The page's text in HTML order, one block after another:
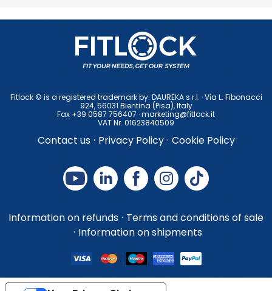
Fitlock © is a registered trademark by: DAUREKA s.r.l. · Via L. Fibonacci
924, 56031 Bientina (Pisa), ltaly
Fax +39 0587 756407 ·marketing@fitlock.it
VAT Nr. 01623840509
Contact us · Privacy Policy · Cookie Policy
Information on refunds · Terms and conditions of sale
· Information on shipments